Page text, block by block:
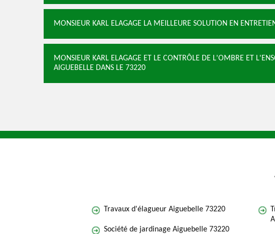
MONSIEUR KARL ELAGAGE LA MEILLEURE SOLUTION EN
MONSIEUR KARL ELAGAGE ET LE CONTRÔLE DE L'OMBRE ET
AIGUEBELLE DANS LE 73220
Travaux d'élagueur Aiguebelle 73220
Société de jardinage Aiguebelle 73220